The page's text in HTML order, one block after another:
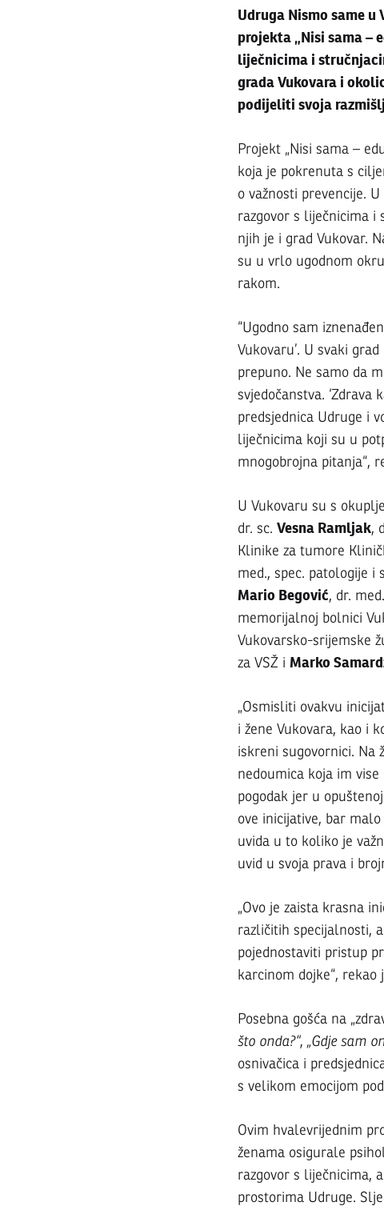
U
treća
‘zdrava
kava
s
udruge
NISMO
SAME
10.
LIPNJA
2022.
Udruga Nismo same u
projekta „Nisi sama –
liječnicima i
grada Vukovara i
podijeliti svoja
Projekt „Nisi sama –
koja je pokrenuta s
o važnosti prevencije.
razgovor s liječnicima i
njih je i grad Vukovar.
su u vrlo ugodnom
rakom.
“Ugodno sam
Vukovaru’. U svaki
prepuno. Ne samo da
svjedočanstva.
predsjednica Udruge i
liječnicima koji su u
mnogobrojna pitanja“,
U Vukovaru su s
dr. sc. Vesna Ramljak,
Klinike za tumore
med., spec. patologije
Mario Begović, dr.
memorijalnoj bolnici
Vukovarsko-srijemske
za VSŽ i Marko
„Osmisliti ovakvu
i žene Vukovara, kao i
iskreni sugovornici. Na
nedoumica koja im
pogodak jer u
ove inicijative, bar
uvida u to koliko je
uvid u svoja prava i
„Ovo je zaista krasna
različitih specijalnosti,
pojednostaviti pristup
karcinom dojke“, rekao
Posebna gošća na
što onda?“, „Gdje sam
osnivačica i
s velikom emocijom
Ovim hvalevrijednim
ženama osigurale
razgovor s liječnicima,
prostorima Udruge.